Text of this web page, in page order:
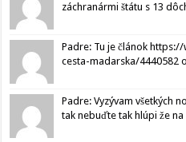
záchranármi štátu s 13
Padre: Tu je článok
cesta-madarska/4440582
Padre: Vyzývam všetkých
tak nebuďte tak hlúpi že na